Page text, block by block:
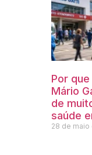
Por
Mário
de
saúde
28 de maio